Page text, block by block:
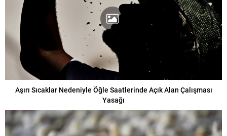
Aşırı Sıcaklar Nedeniyle Öğle Saatlerinde Açık Alan Çalışması
Yasağı